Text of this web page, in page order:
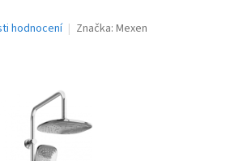
hodnocení Značka: Mexen